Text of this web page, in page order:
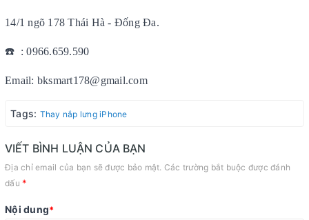
14/1 ngõ 178 Thái Hà - Đống Đa.
☎️ : 0966.659.590
Email: bksmart178@gmail.com
Tags: Thay nắp lưng iPhone
VIẾT BÌNH LUẬN CỦA BẠN
Địa chỉ email của bạn sẽ được bảo mật. Các trường bắt buộc được đánh
dấu *
Nội dung*